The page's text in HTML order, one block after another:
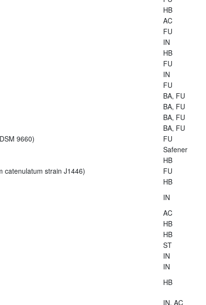
HB
AC
FU
IN
HB
FU
IN
FU
BA, FU
BA, FU
BA, FU
BA, FU
9660)
FU
Safener
HB
catenulatum strain J1446)
FU
HB
IN
AC
HB
HB
ST
IN
IN
HB
IN, AC